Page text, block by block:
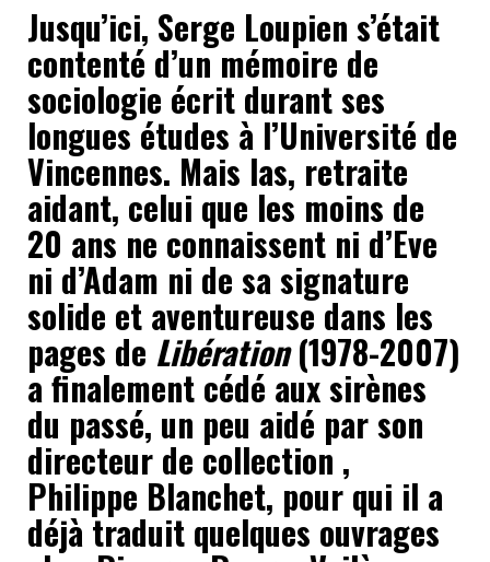
Jusqu’ici, Serge Loupien s’était
contenté d’un mémoire de
sociologie écrit durant ses
longues études à l’Université de
Vincennes. Mais las, retraite
aidant, celui que les moins de
20 ans ne connaissent ni d’Eve
ni d’Adam ni de sa signature
solide et aventureuse dans les
pages de Libération(1978-2007)
a finalement cédé aux sirènes
du passé, un peu aidé par son
directeur de collection ,
Philippe Blanchet, pour qui il a
déjà traduit quelques ouvrages